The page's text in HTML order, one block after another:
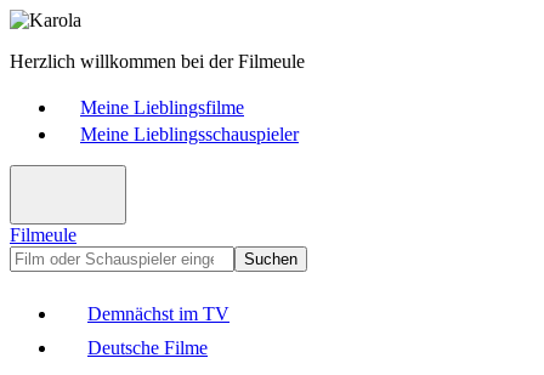
Herzlich willkommen bei der Filmeule
Meine Lieblingsfilme
Meine Lieblingsschauspieler
Filmeule
Suchen
Demnächst im TV
Deutsche Filme